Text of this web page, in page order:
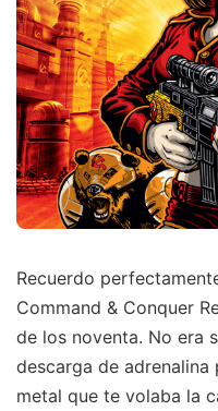
Recuerdo
Command & Conquer
de los noventa. No era
descarga de
metal que te volaba la